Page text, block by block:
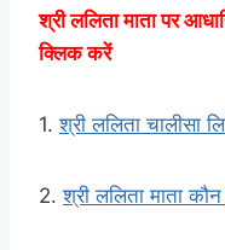
श्री ललिता माता पर
क्लिक करें
1.श्री ललिता चालीसा
2.श्री ललिता माता